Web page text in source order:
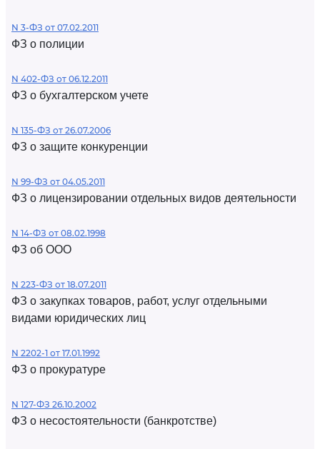
N 3-ФЗ от 07.02.2011
ФЗ о полиции
N 402-ФЗ от 06.12.2011
ФЗ о бухгалтерском учете
N 135-ФЗ от 26.07.2006
ФЗ о защите конкуренции
N 99-ФЗ от 04.05.2011
ФЗ о лицензировании отдельных видов деятельности
N 14-ФЗ от 08.02.1998
ФЗ об ООО
N 223-ФЗ от 18.07.2011
ФЗ о закупках товаров, работ, услуг отдельными
видами юридических лиц
N 2202-1 от 17.01.1992
ФЗ о прокуратуре
N 127-ФЗ 26.10.2002
ФЗ о несостоятельности (банкротстве)